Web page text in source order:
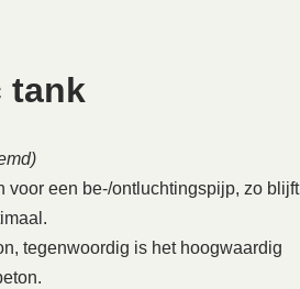
tank
voor een be-/ontluchtingspijp, zo blijft
tegenwoordig is het hoogwaardig